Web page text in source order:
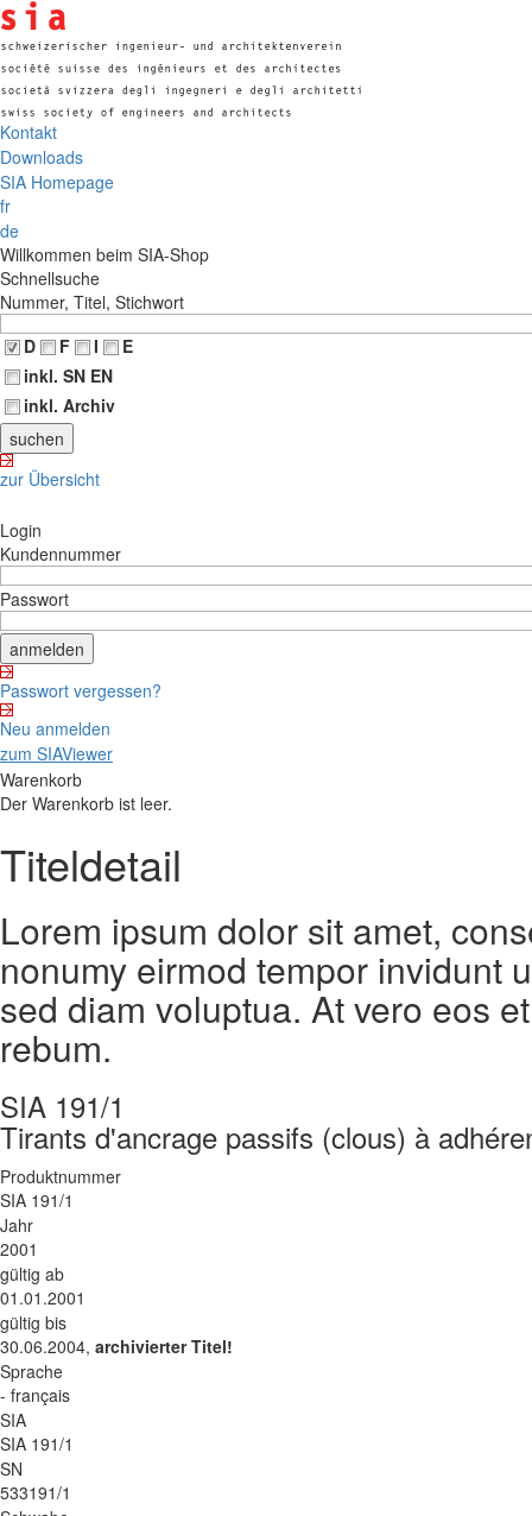
Kontakt
Downloads
SIA Homepage
fr
de
Willkommen beim SIA-Shop
Schnellsuche
Nummer, Titel, Stichwort
D
F I
E
inkl. SN EN
inkl. Archiv
zur Übersicht
Login
Kundennummer
Passwort
Passwort vergessen?
Neu anmelden
zum SIAViewer
Warenkorb
Der Warenkorb ist leer.
Titeldetail
Lorem ipsum dolor sit amet,
nonumy eirmod tempor invidunt
sed diam voluptua. At vero eos
rebum.
SIA 191/1
Tirants d'ancrage passifs (clous) à
Produktnummer
SIA 191/1
Jahr
2001
gültig ab
01.01.2001
gültig bis
30.06.2004, archivierter Titel!
Sprache
- français
SIA
SIA 191/1
SN
533191/1